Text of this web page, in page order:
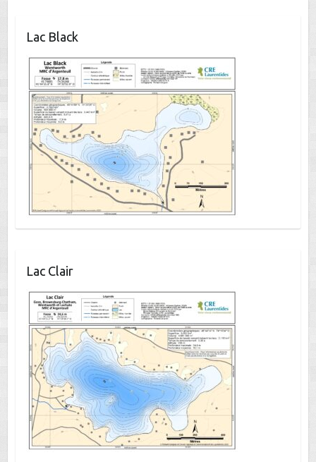
Lac Black
Lac Clair